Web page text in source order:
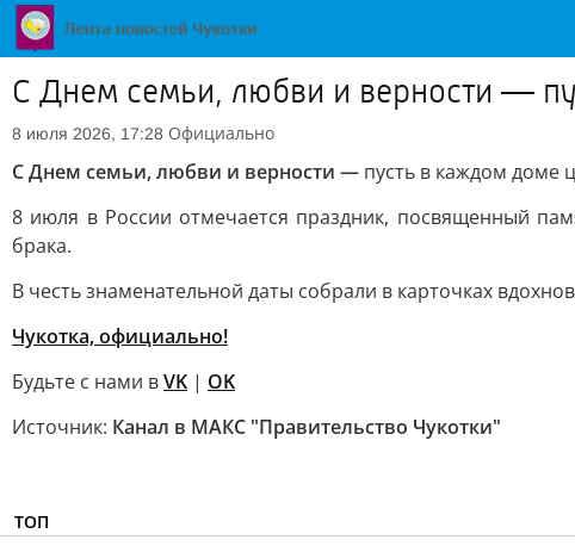
С Днем семьи, любви и верности —
8 июля 2026, 17:28 Официально
С Днем семьи, любви и верности — пусть в каждом доме
8 июля в России отмечается праздник, посвященный
брака.
В честь знаменательной даты собрали в карточках
Чукотка, официально!
Будьте с нами вVK | OK
Источник: Канал в МАКС "Правительство Чукотки"
ТОП